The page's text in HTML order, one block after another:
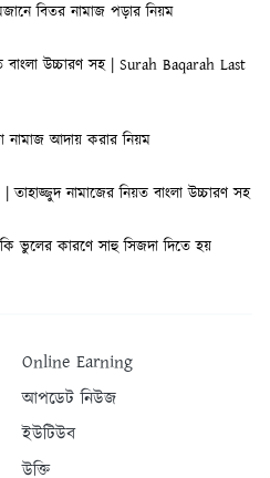
বিতর নামাজ পড়ার নিয়ম
বাংলা উচ্চারণ সহ | Surah Baqarah Last
নামাজ আদায় করার নিয়ম
তাহাজ্জুদ নামাজের নিয়ত বাংলা উচ্চারণ সহ
ভুলের কারণে সাহু সিজদা দিতে হয়
Online Earning
আপডেট নিউজ
ইউটিউব
উক্তি